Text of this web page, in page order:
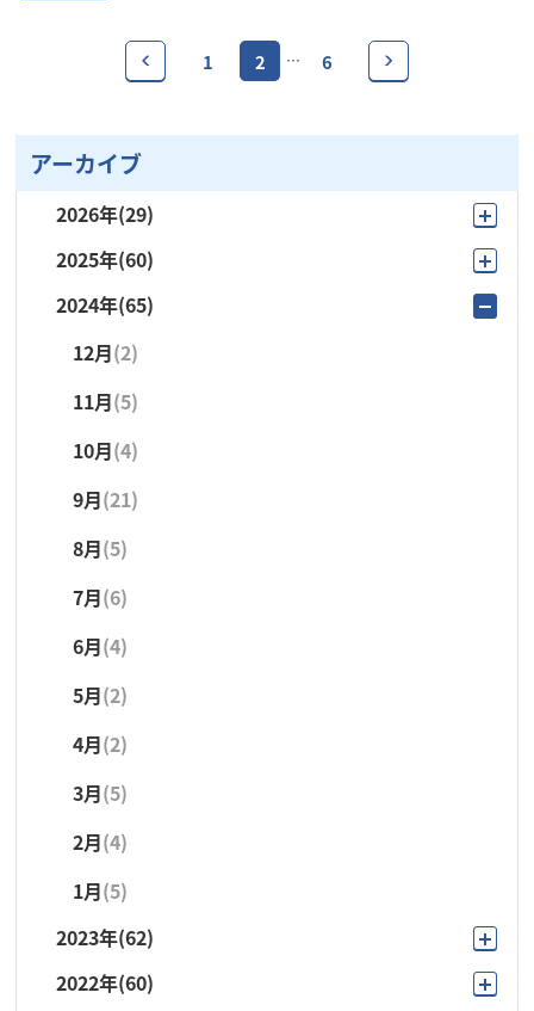
1 2 … 6
アーカイブ
2026年(29)
8月(4)
7月(6)
6月(1)
5月(4)
4月(5)
3月(4)
2月(1)
1月(4)
2025年(60)
12月(4)
11月(3)
10月(9)
9月(15)
8月(3)
7月(6)
6月(3)
5月(4)
4月(3)
3月(5)
2月(1)
1月(4)
2024年(65)
12月(2)
11月(5)
10月(4)
9月(21)
8月(5)
7月(6)
6月(4)
5月(2)
4月(2)
3月(5)
2月(4)
1月(5)
2023年(62)
12月(4)
2022年(60)